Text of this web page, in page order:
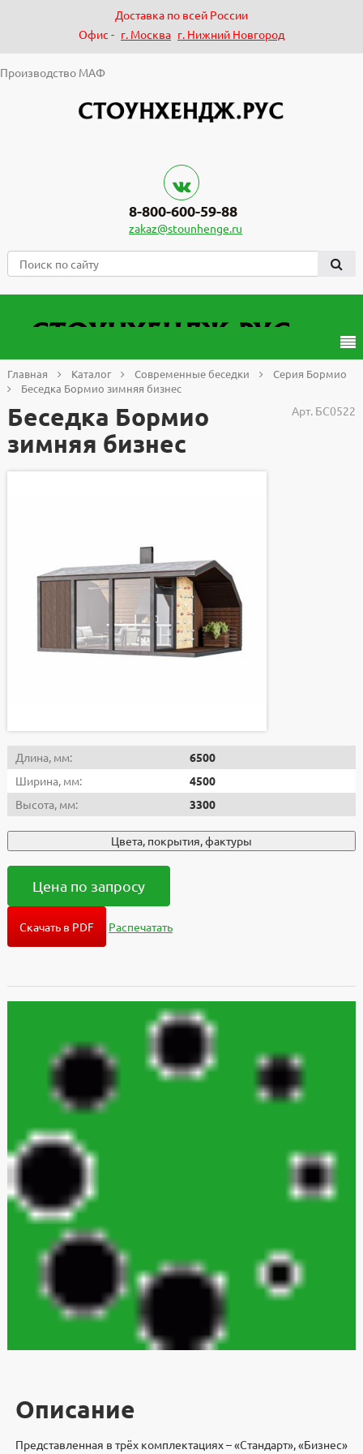
Доставка по всей России
Офис - г. Москва г. Нижний Новгород
Производство МАФ
8-800-600-59-88
zakaz@stounhenge.ru
Главная Каталог Современные беседки
Серия Бормио
Беседка Бормио зимняя бизнес
Арт. БС0522
Беседка Бормио
зимняя бизнес
Длина, мм:
6500
Ширина, мм:
4500
Высота, мм:
3300
Цвета, покрытия, фактуры
Цена по запросу
Скачать в PDF Распечатать
Описание
Представленная в трёх комплектациях – «Стандарт», «Бизнес»